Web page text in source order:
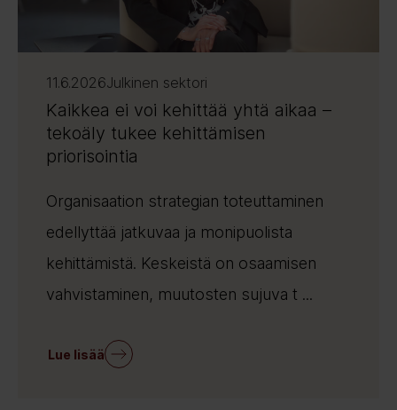
11.6.2026Julkinen sektori
Kaikkea ei voi kehittää yhtä aikaa –
tekoäly tukee kehittämisen
priorisointia
Organisaation strategian toteuttaminen
edellyttää jatkuvaa ja monipuolista
kehittämistä. Keskeistä on osaamisen
vahvistaminen, muutosten sujuva t ...
Lue lisää